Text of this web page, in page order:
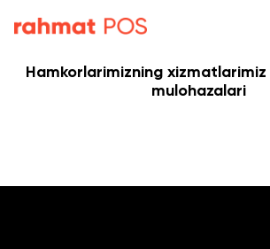
Hamkorlarimizning
mulohazalari